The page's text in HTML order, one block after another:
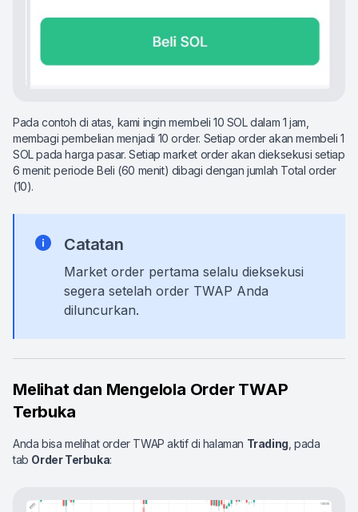
Pada contoh di atas, kami ingin membeli 10 SOL dalam 1 jam,
membagi pembelian menjadi 10 order. Setiap order akan membeli 1
SOL pada harga pasar. Setiap market order akan dieksekusi setiap
6 menit: periode Beli (60 menit) dibagi dengan jumlah Total order
(10).
Catatan
Market order pertama selalu dieksekusi
segera setelah order TWAP Anda
diluncurkan.
Melihat dan Mengelola Order TWAP
Terbuka
Anda bisa melihat order TWAP aktif di halaman Trading , pada
tab Order Terbuka: